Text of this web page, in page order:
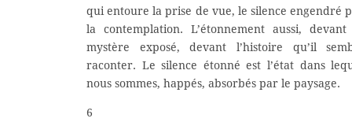
qui entoure la prise de vue, le silence engendré
la contemplation. L’étonnement aussi,
mystère exposé, devant l’histoire qu’il
raconter. Le silence étonné est l’état dans
nous sommes, happés, absorbés par le paysage.
6